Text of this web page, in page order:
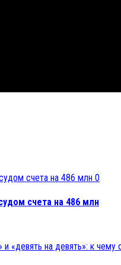
0
счета на 486 млн